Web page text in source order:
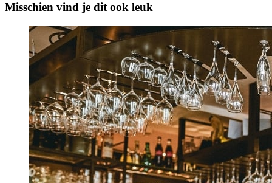
Misschien vind je dit ook leuk